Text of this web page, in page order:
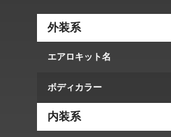
外装系
エアロキット名
ボディカラー
内装系